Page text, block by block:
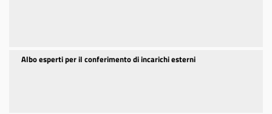
Albo esperti per il conferimento di incarichi esterni